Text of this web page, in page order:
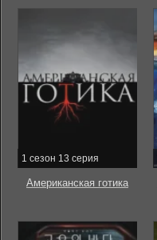
1 сезон 13 серия
Американская готика